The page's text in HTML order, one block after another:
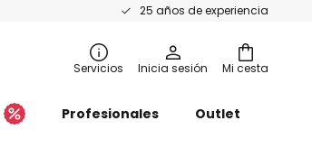
25 años de experiencia
Mi cesta
Servicios Inicia sesión
Profesionales Outlet